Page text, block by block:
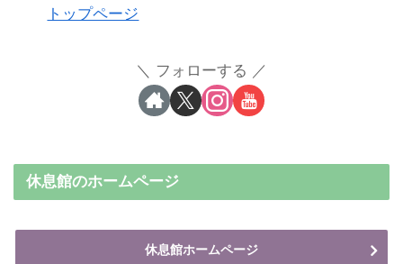
トップページ
フォローする
休息館のホームページ
休息館ホームページ